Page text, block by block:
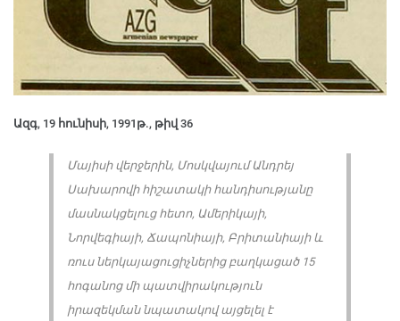
Ազգ, 19 հունիսի, 1991թ., թիվ 36
Մայիսի վերջերին, Մոսկվայում Անդրեյ
Սախարովի հիշատակի հանդիսությանը
մասնակցելուց հետո, Ամերիկայի,
Նորվեգիայի, Ճապոնիայի, Բրիտանիայի և
ռուս ներկայացուցիչներից բաղկացած 15
հոգանոց մի պատվիրակություն
իրազեկման նպատակով այցելել է